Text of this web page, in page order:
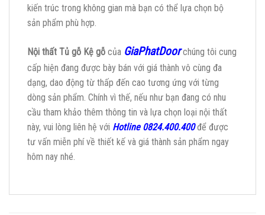
kiến trúc trong không gian mà bạn có thể lựa chọn bộ
sản phẩm phù hợp.
Nội thất Tủ gỗ Kệ gỗ của GiaPhatDoorchúng tôi cung
cấp hiện đang được bày bán với giá thành vô cùng đa
dạng, dao động từ thấp đến cao tương ứng với từng
dòng sản phẩm. Chính vì thế, nếu như bạn đang có nhu
cầu tham khảo thêm thông tin và lựa chọn loại nội thất
này, vui lòng liên hệ với Hotline 0824.400.400để được
tư vấn miễn phí về thiết kế và giá thành sản phẩm ngay
hôm nay nhé.